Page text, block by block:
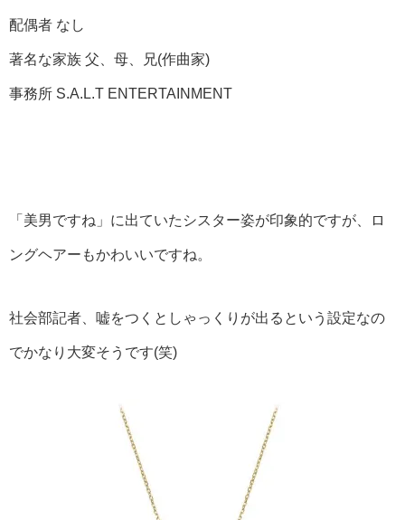
配偶者 なし
著名な家族 父、母、兄(作曲家)
事務所 S.A.L.T ENTERTAINMENT
「美男ですね」に出ていたシスター姿が印象的ですが、ロ
ングヘアーもかわいいですね。
社会部記者、嘘をつくとしゃっくりが出るという設定なの
でかなり大変そうです(笑)